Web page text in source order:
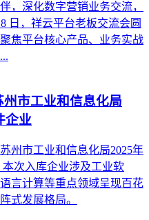
，深化数字营销业务交流，
日，祥云平台老板交流会圆
焦平台核心产品、业务实战
市工业和信息化局
企业
州市工业和信息化局2025年
次入库企业涉及工业软
言计算等重点领域呈现百花
式发展格局。